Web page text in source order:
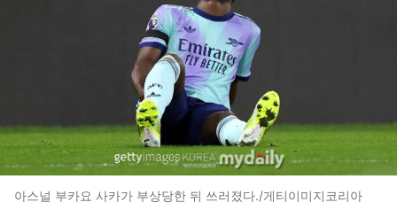
아스널 부카요 사카가 부상당한 뒤 쓰러졌다./게티이미지코리아